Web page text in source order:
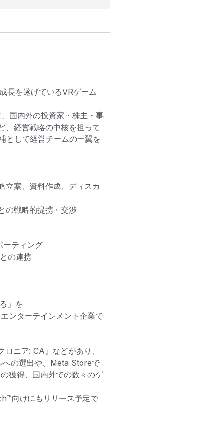
長を遂げているVRゲーム
国内外の投資家・株主・事
、経営戦略の中核を担って
として経営チームの一翼を
立案、資料作成、ディスカ
の戦略的提携・交渉
ーティング
の連携
」を
ンターテインメント企業で
ニア: CA』などがあり、
の選出や、Meta Storeで
獲得、国内外での数々のゲ
向けにもリリース予定で